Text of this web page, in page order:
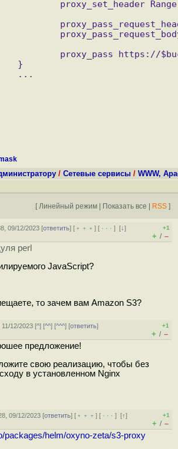
/ Сетевые сервисы / WWW,
[ Линейный режим | Показать все | RSS ]
09/12/2023 [ответить] [ ﹢﹢﹢] [ · · ·][↓]
+1
+ / –
perl
JavaScript?
то зачем вам Amazon S3?
11/12/2023 [^] [^^] [^^^] [ответить]
+1
+ / –
предложение!
свою реализацию, чтобы без
в установленном Nginx
09/12/2023 [ответить] [ ﹢﹢﹢] [ · · ·][↑]
+1
+ / –
packages/helm/oxyno-zeta/s3-proxy